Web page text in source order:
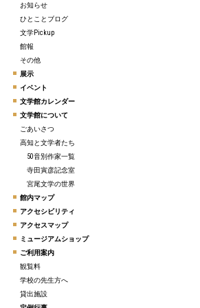
お知らせ
ひとことブログ
文学Pickup
館報
その他
展示
イベント
文学館カレンダー
文学館について
ごあいさつ
高知と文学者たち
50音別作家一覧
寺田寅彦記念室
宮尾文学の世界
館内マップ
アクセシビリティ
アクセスマップ
ミュージアムショップ
ご利用案内
観覧料
学校の先生方へ
貸出施設